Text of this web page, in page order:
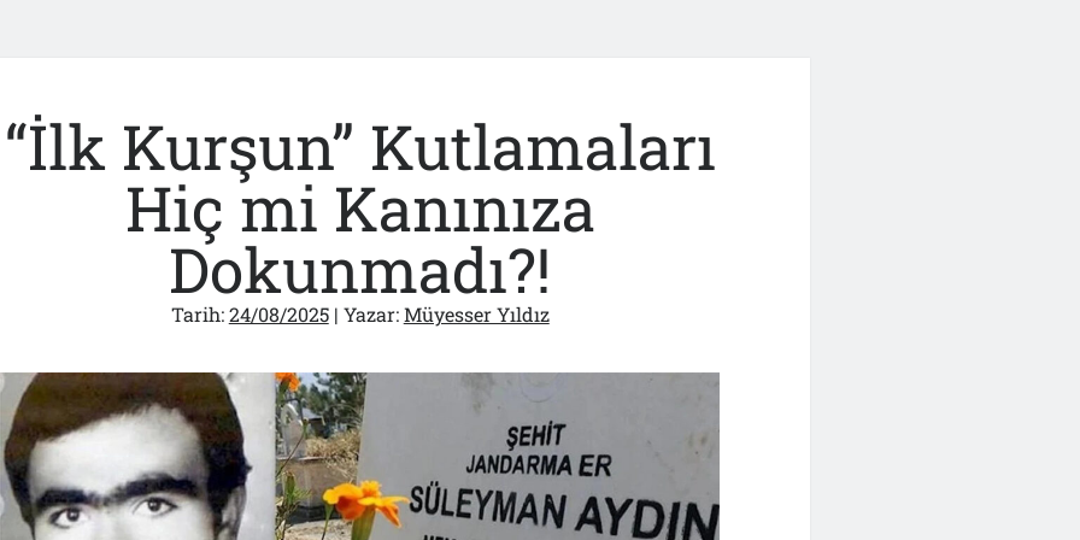
“İlk Kurşun” Kutlamaları
Hiç mi Kanınıza
Dokunmadı?!
Tarih:24/08/2025| Yazar:Müyesser Yıldız